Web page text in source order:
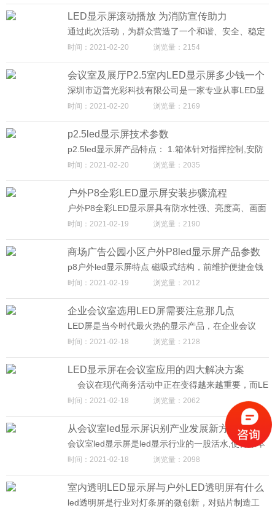
好的大气环境，打造“中国好空气，英山森呼吸”的英
山城市形象和“绿色康养英山”品牌，提升英山的美誉
度和影响力，让游客更好地记住英山。
LED显示屏滚动播放 为消防宣传助力
通过此次活动，为群众营造了一个和谐、安全、稳定
的消防安全环境，进一步扩大了消防宣传受众群体和
覆盖面，营造了浓厚的消防安全宣传氛围。迈普光彩
专业LED显示屏生产厂家，专业为广大用户提供周到
全面的技术服务。
时间：2021-02-20 浏览量：2154
会议室及展厅P2.5室内LED显示屏多少钱一个
平方
深圳市迈普光彩科技有限公司是一家专业从事LED显
示屏及LED显示屏产品开发、生产、销售为一体的综
合运营服务商, 公司拥有优秀的管理团队,雄厚的技术
开发实力和一支长期从事 LED 应用产品研制、开
发、生产和服务的专业优秀人才队伍，拥有行内最先
进的全自动生产线和全套进口检测仪器 ，可制造各类
LED发光二极管及其相关产品，同时，为支持环保，
打造绿色照明的LED节能照明灯也即将问世，进入市
场，服务大家。
时间：2021-02-20 浏览量：2169
p2.5led显示屏技术参数
p2.5led显示屏产品特点： 1.箱体针对指挥控制,安防
监控屏幕特点规划成16:9,轻松替代4:3或16:9的传统
显示器件； 2.压铸铝箱体，精度高，确保屏体平整无
缝；迈普光彩专业LED显示屏生产厂家。
时间：2021-02-20 浏览量：2035
户外P8全彩LED显示屏安装步骤流程
户外P8全彩LED显示屏具有防水性强、亮度高、画面
清淅、价格便宜是全彩显示屏幕中的大面积显示屏的
理想选择；具有高刷新率和高灰度，使屏幕的画面更
加逼真，满足商业用的高视觉品质的要求；
时间：2021-02-19 浏览量：2190
商场广告公园小区户外P8led显示屏产品参数
及特点
p8户外led显示屏特点 磁吸式结构，前维护便捷金钱
豹是全球第一款真正意义上的前维护LED小间距产
品。维修工具 吸住模组，水平拉出，三秒即可卸下，
方便快捷。任意模组、电源、接收卡均可从前方维
护。整箱可以进行前安装，前维护挂墙安装LED小间
距解决方案，无需维修通道，LED显示屏可紧贴墙壁
安装。
时间：2021-02-19 浏览量：2012
企业会议室选用LED屏需要注意那几点
LED屏是当今时代最火热的显示产品，在企业会议
室、指挥中心、酒店、安防等场景都在应用。LED智
能化显示屏，实际上就是显示屏与互联网技术紧密结
合，保持集群式的远程控制公布、远程操作、实时监
控，会议室LED显示屏可调节亮度，可随时适应环境
亮度变化，无需关窗，让你告别投影。在企业会议室
中，LED屏选择得好会提升与参会人员的互动交流和
亲身感受，提升会议效率。那么选用LED屏需要注意
的知识你知道几点?下面迈普光彩小编为你介绍。
时间：2021-02-18 浏览量：2128
LED显示屏在会议室应用的四大解决方案
会议在现代商务活动中正在变得越来越重要，而LE
D显示屏商显的应用为会议组织安排等环节中遇到的
各类问题提供了新的解决思路。 场景一：一些人
在会议室白板上留下难以辨认的笔记，其他人想要转
录或分享就会十分困难。
时间：2021-02-18 浏览量：2062
从会议室led显示屏识别产业发展新方向
会议室led显示屏是led显示行业的一股活水,使得原本
发展和DLP等产品大约同周期开始趋缓的led显示屏,
跃升成为DLP和LCD拼接屏的替代品,为led显示行业
打开新的成长空间。有了显示终端的支持,从硬件到运
营的一体化整合将给行业带来新的驱动力。
时间：2021-02-18 浏览量：2098
室内透明LED显示屏与户外LED透明屏有什么
不一样？
led透明屏是行业对灯条屏的微创新，对贴片制造工